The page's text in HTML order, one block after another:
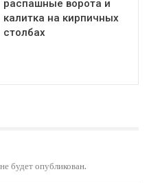
распашные ворота и
калитка на кирпичных
столбах
будет опубликован.